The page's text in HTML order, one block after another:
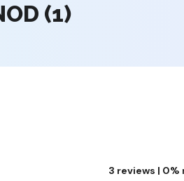
(1)
3 reviews |